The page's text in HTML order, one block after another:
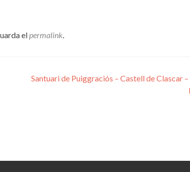
elpermalink.
Santuari de Puiggraciós – Castell de Clascar –